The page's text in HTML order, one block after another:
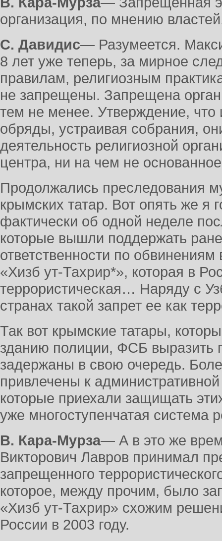
организация, по мнению
С. Давидис― Разумеется.
8 лет уже теперь, за мирное
правилам, религиозным
не запрещены. Запрещена
тем не менее. Утверждение, что
обряды, устраивая собрания,
деятельность религиозной
центра, ни на чем не
Продолжались преследования
крымских татар. Вот опять же я
фактически об одной неделе
которые вышли поддержать
ответственности по обвинениям
«Хизб ут-Тахрир*», которая в
террористическая… Наряду с
странах такой запрет ее как
Так вот крымские татары,
зданию полиции, ФСБ выразить
задержаны в свою очередь.
привлечены к
которые приехали защищать
уже многоступенчатая система
В. Кара-Мурза― А в это же
Викторович Лавров принимал
запрещенного
которое, между прочим, было
«Хизб ут-Тахрир» схожим
России в 2003 году.